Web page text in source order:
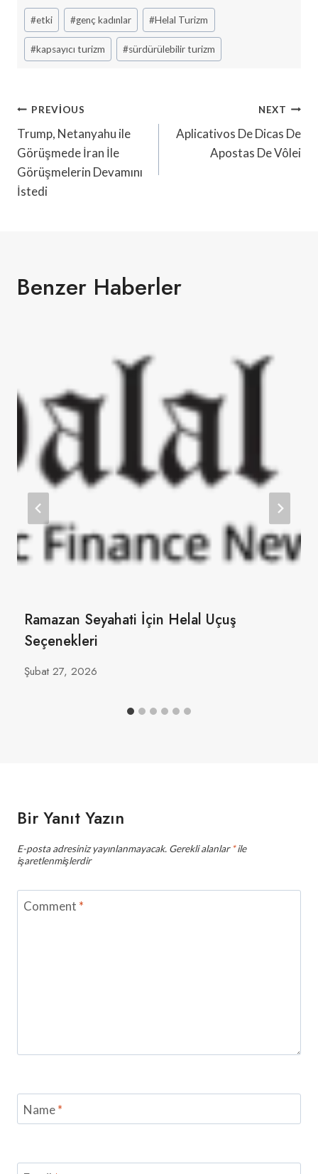
Post
Tags:
#etki #genç kadınlar #Helal Turizm
#kapsayıcı turizm #sürdürülebilir turizm
Yazı
Gezinmesi
PREVIOUS
Trump, Netanyahu ile
Görüşmede İran İle
Görüşmelerin Devamını
İstedi
NEXT
Aplicativos De Dicas De
Apostas De Vôlei
Benzer Haberler
Ramazan Seyahati İçin Helal Uçuş
Seçenekleri
Şubat 27, 2026
Bir Yanıt Yazın
E-posta adresiniz yayınlanmayacak. Gerekli alanlar*ile
işaretlenmişlerdir
Comment *
Name*